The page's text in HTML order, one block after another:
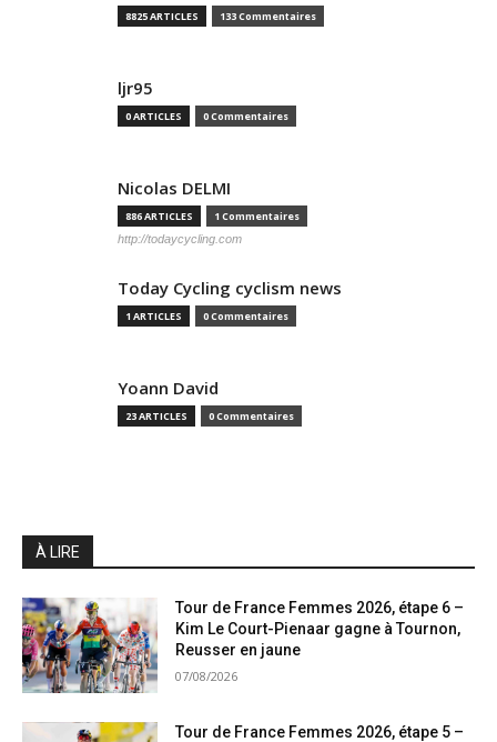
8825 ARTICLES 133 Commentaires
ljr95
0 ARTICLES 0 Commentaires
Nicolas DELMI
886 ARTICLES 1 Commentaires
http://todaycycling.com
Today Cycling cyclism news
1 ARTICLES 0 Commentaires
Yoann David
23 ARTICLES 0 Commentaires
À LIRE
Tour de France Femmes 2026, étape 6 –
Kim Le Court-Pienaar gagne à Tournon,
Reusser en jaune
07/08/2026
Tour de France Femmes 2026, étape 5 –